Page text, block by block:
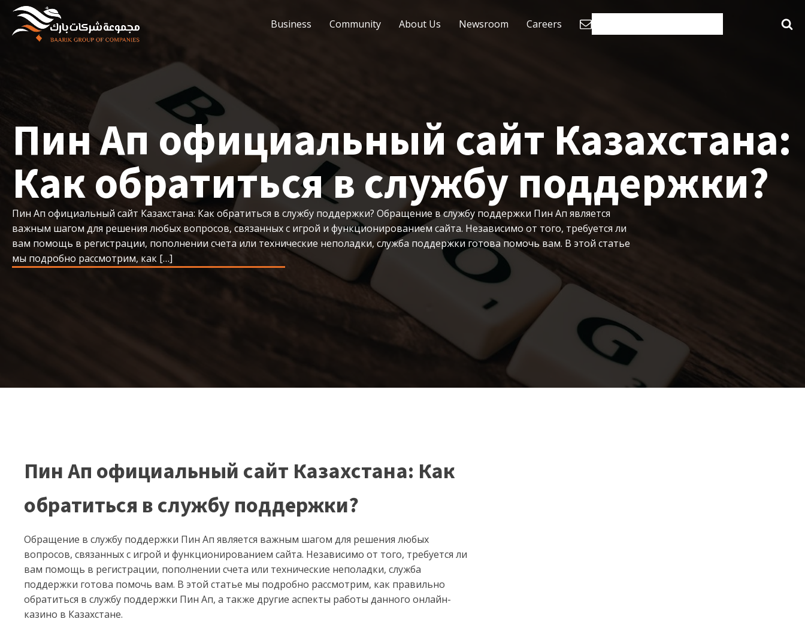
Business Community About Us Newsroom Careers
Пин Ап официальный сайт Казахстана:
Как обратиться в службу поддержки?
Пин Ап официальный сайт Казахстана: Как обратиться в службу поддержки? Обращение в службу поддержки Пин Ап является
важным шагом для решения любых вопросов, связанных с игрой и функционированием сайта. Независимо от того, требуется ли
вам помощь в регистрации, пополнении счета или технические неполадки, служба поддержки готова помочь вам. В этой статье
мы подробно рассмотрим, как […]
Пин Ап официальный сайт Казахстана: Как
обратиться в службу поддержки?
Обращение в службу поддержки Пин Ап является важным шагом для решения любых
вопросов, связанных с игрой и функционированием сайта. Независимо от того, требуется ли
вам помощь в регистрации, пополнении счета или технические неполадки, служба
поддержки готова помочь вам. В этой статье мы подробно рассмотрим, как правильно
обратиться в службу поддержки Пин Ап, а также другие аспекты работы данного онлайн-
казино в Казахстане.